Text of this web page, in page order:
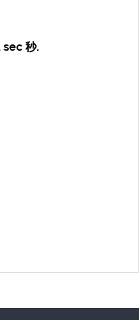
sec 秒.